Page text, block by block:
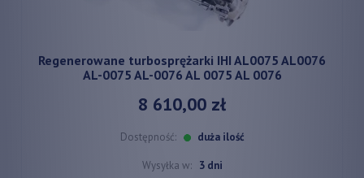
Regenerowane turbosprężarki IHI AL0075 AL0076
AL-0075 AL-0076 AL 0075 AL 0076
8 610,00 zł
Dostępność: duża ilość
Wysyłka w: 3 dni